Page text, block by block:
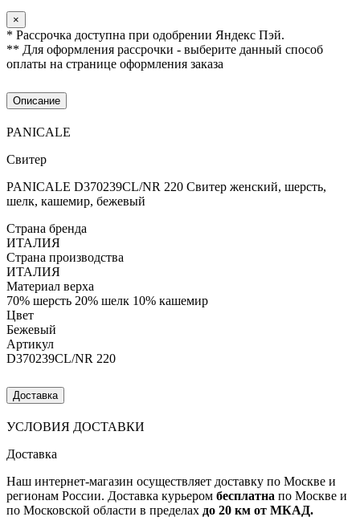
×
* Рассрочка доступна при одобрении Яндекс Пэй.
** Для оформления рассрочки - выберите данный способ
оплаты на странице оформления заказа
Описание
PANICALE
Свитер
PANICALE D370239CL/NR 220 Свитер женский, шерсть,
шелк, кашемир, бежевый
Страна бренда
ИТАЛИЯ
Страна производства
ИТАЛИЯ
Материал верха
70% шерсть 20% шелк 10% кашемир
Цвет
Бежевый
Артикул
D370239CL/NR 220
Доставка
УСЛОВИЯ ДОСТАВКИ
Доставка
Наш интернет-магазин осуществляет доставку по Москве и
регионам России. Доставка курьером бесплатна по Москве и
по Московской области в пределах до 20 км от МКАД.